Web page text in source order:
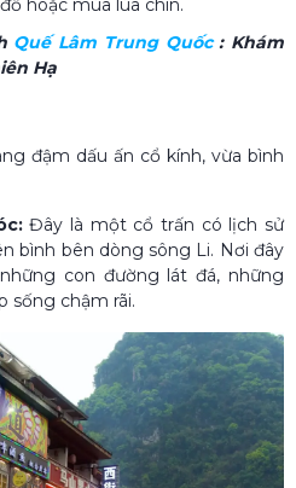
hoặc mùa lúa chín.
Quế Lâm Trung Quốc​: Khám
Hạ
đậm dấu ấn cổ kính, vừa bình
Đây là một cổ trấn có lịch sử
bình bên dòng sông Li. Nơi đây
con đường lát đá, những
sống chậm rãi.